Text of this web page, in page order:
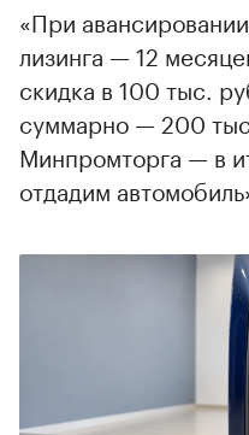
«При
лизинга — 12
скидка в 100 тыс.
суммарно — 200
Минпромторга — в
отдадим